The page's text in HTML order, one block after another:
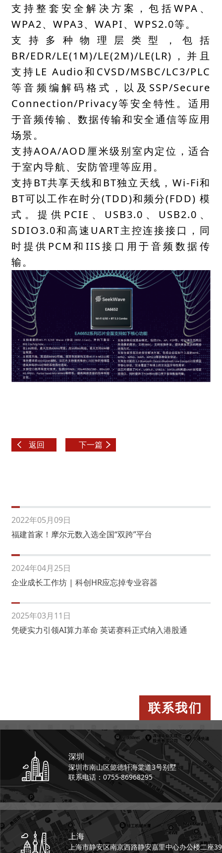
支持整套安全解决方案，包括WPA、
WPA2、WPA3、WAPI、WPS2.0等。
支持多种物理层类型，包括
BR/EDR/LE(1M)/LE(2M)/LE(LR)，并且
支持LE Audio和CVSD/MSBC/LC3/PLC
等音频编解码格式，以及SSP/Secure
Connection/Privacy等安全特性。适用
于音频传输、数据传输和安全通信等应用
场景。
支持AOA/AOD厘米级别室内定位，适合
于室内导航、安防管理等应用。
支持BT共享天线和BT独立天线，Wi-Fi和
BT可以工作在时分(TDD)和频分(FDD) 模
式。提供PCIE、USB3.0、USB2.0、
SDIO3.0和高速UART主控连接接口，同
时提供PCM和IIS接口用于音频数据传
输。
返回 下一篇
2022年05月09日
福建首家！摩尔元数入选全国“双跨”平台
2024年04月25日
企业成长工作坊 | 科创HR应忘掉专业容器
2025年03月11日
凭硬实力引领AI算力革命 英诺赛科正式纳入港股通
联系我们
深圳
深圳市南山区懿德轩海棠道3号别墅
联系电话：0755-86968295
上海
上海市静安区南京西路静安嘉里中心办公楼二座39